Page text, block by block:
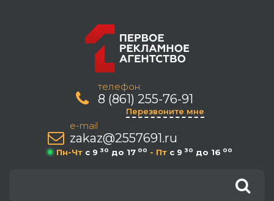
телефон:
8 (861) 255-76-91
Перезвоните мне
e-mail
zakaz@2557691.ru
Пн-Чт c 9 30 до 17 00 - Пт c 9 30 до 16 00